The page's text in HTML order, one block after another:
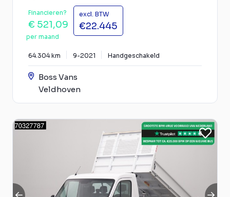
Financieren?
€ 521,09
per maand
excl. BTW
€22.445
64.304 km 9-2021 Handgeschakeld
Boss Vans
Veldhoven